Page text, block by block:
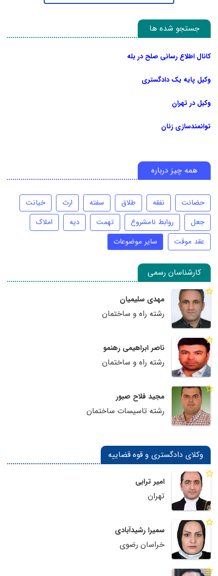
جستجو شده ها
کانال اطلاع رسانی صلح در بله
وکیل پایه یک دادگستری
وکیل در تهران
توانمندسازی زنان
همه چیز درباره
حضانت نفقه طلاق سفته ارث
خیانت
جعل
روابط نامشروع تهمت دیه
املاک
عقد موقت
سایر موضوعات
کارشناسان رسمی
مهدی سلیمیان
رشته راه و ساختمان
ناصر ابراهیمی رهنمو
رشته راه و ساختمان
مجید فلاح صبور
رشته تاسیسات ساختمان
وکلای دادگستری و قوه قضاییه
امیر ترابی
تهران
سمیرا رشیدآبادی
خراسان رضوی